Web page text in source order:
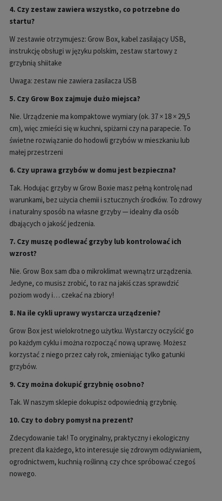
4. Czy zestaw zawiera wszystko, co potrzebne do
startu?
W zestawie otrzymujesz: Grow Box, kabel zasilający USB,
instrukcję obsługi w języku polskim, zestaw startowy z
grzybnią shiitake
Uwaga: zestaw nie zawiera zasilacza USB
5. Czy Grow Box zajmuje dużo miejsca?
Nie. Urządzenie ma kompaktowe wymiary (ok. 37 × 18 × 29,5
cm), więc zmieści się w kuchni, spiżarni czy na parapecie. To
świetne rozwiązanie do hodowli grzybów w mieszkaniu lub
małej przestrzeni
6. Czy uprawa grzybów w domu jest bezpieczna?
Tak. Hodując grzyby w Grow Boxie masz pełną kontrolę nad
warunkami, bez użycia chemii i sztucznych środków. To zdrowy
i naturalny sposób na własne grzyby— idealny dla osób
dbających o jakość jedzenia.
7. Czy muszę podlewać grzyby lub kontrolować ich
wzrost?
Nie. Grow Box sam dba o mikroklimat wewnątrz urządzenia.
Jedyne, co musisz zrobić, to raz na jakiś czas sprawdzić
poziom wody i… czekać na zbiory!
8. Na ile cykli uprawy wystarcza urządzenie?
Grow Box jest wielokrotnego użytku. Wystarczy oczyścić go
po każdym cyklu i można rozpocząć nową uprawę. Możesz
korzystać z niego przez cały rok, zmieniając tylko gatunki
grzybów.
9. Czy można dokupić grzybnię osobno?
Tak. W naszym sklepie dokupisz odpowiednią grzybnię.
10. Czy to dobry pomysł na prezent?
Zdecydowanie tak! To oryginalny, praktyczny i ekologiczny
prezent dla każdego, kto interesuje się zdrowym odżywianiem,
ogrodnictwem, kuchnią roślinną czy chce spróbować czegoś
nowego.